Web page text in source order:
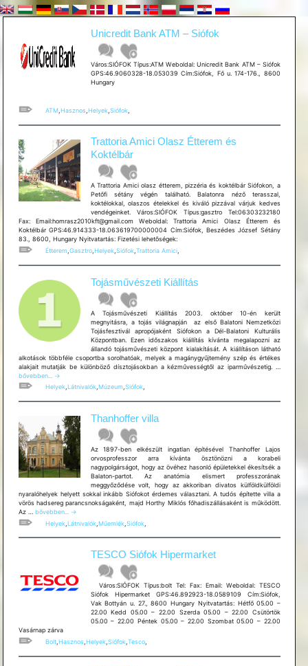
Unicredit Bank ATM – Siófok
Város:SIÓFOK Típus:ATM Weboldal: Unicredit Bank ATM – Siófok
GPS:46.9060328-18.053039 Cím:Siófok, Fő u. 174-176., 8600
Hungary
ATM, Hasznos, Helyek, Siófok,
Trattoria Amici Olasz Étterem és
Koktélbár
A Trattoria Amici olasz étterem, pizzéria és koktélbár Siófokon, a
Petőfi sétány végén található. Balatonra néző terasszal,
koktélokkal, olaszos ételekkel és kiváló pizzával várjuk kedves
vendégeinket. Város:SIÓFOK Típus:gasztro Tel:06303232180
Fax: Email:homrasz2010kft@gmail.com Weboldal: Trattoria Amici Olasz Étterem és
Koktélbár GPS:46.914333-18.063619700000004 Cím:Siófok, Beszédes József Sétány
83., 8600, Hungary Nyitvatartás: Fizetési lehetõségek:
Étterem Gasztro, Helyek, Siófok, Trattoria Amici,
Tojásművészeti Kiállítás
A Tojásművészeti Kiállítás 2003. október 10­-én került
megnyitásra, a tojás világnapján ­ az első Balatoni Nemzetközi
Tojásfesztivál apropójaként Siófokon a Dél-Balatoni Kulturális
Központban. Ezen időszakos kiállítás kívánta megalapozni az
állandó tojásművészeti központ kialakítását. A kiállításon látható
alkotások többféle csoportba sorolhatóak, melyek a magánygyűjtemény szép és értékes
alakjait mutatják be különböző dísztojásokban a kézművességtől az iparművészetig. …
bővebben...
→
Helyek,Látnivalók,Múzeum,Siófok,
Thanhoffer villa
Az 1897-ben elkészült ingatlan építésével Thanhoffer Lajos
orvosprofesszor arra kívánta ösztönözni a korabeli
nagypolgárságot, hogy az övéhez hasonló épületekkel ékesítsék a
Balaton-partot. Az anatómia elismert professzorának
meggyőződése volt, hogy az akkoriban divatos külföldkülföldi
nyaralóhelyek helyett sokkal inkább Siófokot érdemes választani. A tudós építette villa a
vörös hadsereg parancsnokságaként, majd Horthy Miklós főhadiszállásaként is működött.
Az … Thanhoffer
bővebben...
→
Helyek, Látnivalók, Műemlék, Siófok,
TESCO Siófok Hipermarket
Város:SIÓFOK Típus:bolt Tel: Fax: Email: Weboldal: TESCO
Siófok Hipermarket GPS:46.892923-18.0589109 Cím:Siófok,
Vak Bottyán u. 27., 8600 Hungary Nyitvatartás: Hétfő 05.00 –
22.00 Kedd 05.00 – 22.00 Szerda 05.00 – 22.00 Csütörtök
05.00 – 22.00 Péntek 05.00 – 22.00 Szombat 05.00 – 22.00
Vasárnap zárva
Bolt, Hasznos, Helyek, Siófok, Tesco,